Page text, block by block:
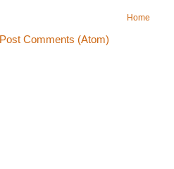
Home
Post Comments (Atom)